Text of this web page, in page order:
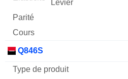
Q846S